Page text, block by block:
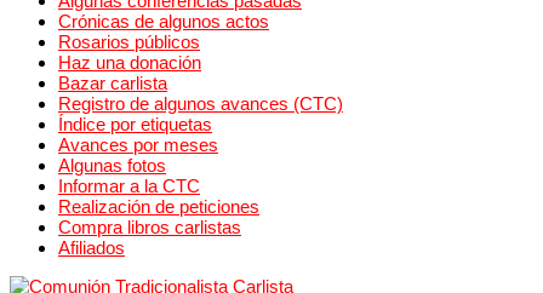
Crónicas de algunos actos
Rosarios públicos
Haz una donación
Bazar carlista
Registro de algunos avances (CTC)
Índice por etiquetas
Avances por meses
Algunas fotos
Informar a la CTC
Realización de peticiones
Compra libros carlistas
Afiliados